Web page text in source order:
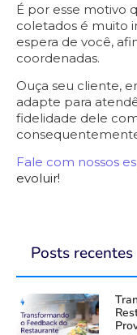
É por esse motivo
coletados é muito
espera de você,
coordenadas.
Ouça seu cliente,
adapte para
fidelidade dele
Fale com nossos
evoluir!
Posts recentes